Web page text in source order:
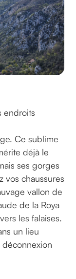
endroits
Ce sublime
déjà le
ses gorges
vos chaussures
vallon de
de la Roya
les falaises.
un lieu